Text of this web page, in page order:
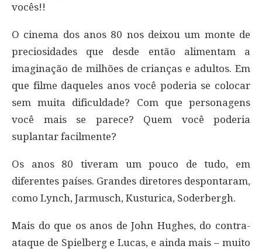
vocês!!
O cinema dos anos 80 nos deixou um monte de
preciosidades que desde então alimentam a
imaginação de milhões de crianças e adultos. Em
que filme daqueles anos você poderia se colocar
sem muita dificuldade? Com que personagens
você mais se parece? Quem você poderia
suplantar facilmente?
Os anos 80 tiveram um pouco de tudo, em
diferentes países. Grandes diretores despontaram,
como Lynch, Jarmusch, Kusturica, Soderbergh.
Mais do que os anos de John Hughes, do contra-
ataque de Spielberg e Lucas, e ainda mais – muito